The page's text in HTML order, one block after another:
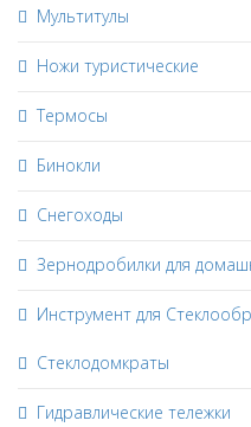
Мультитулы
Ножи туристические
Термосы
Бинокли
Снегоходы
Зернодробилки для
Инструмент для
Стеклодомкраты
Гидравлические тележки